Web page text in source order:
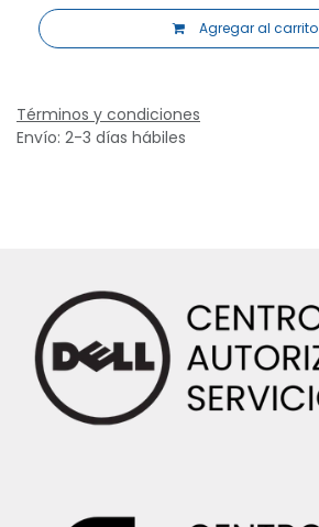
Agregar al carrito
Términos y condiciones
Envío: 2-3 días hábiles